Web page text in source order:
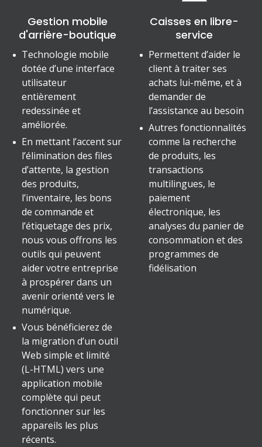
Gestion mobile
d'arrière-boutique
Technologie mobile
dotée d’une interface
utilisateur
entièrement
redessinée et
améliorée.
En mettant l’accent sur
l’élimination des files
d’attente, la gestion
des produits,
l’inventaire, les bons
de commande et
l’étiquetage des prix,
nous vous offrons les
outils qui peuvent
aider votre entreprise
à prospérer dans un
avenir orienté vers le
numérique.
Vous bénéficierez de
la migration d’un outil
Web simple et limité
(L-HTML) vers une
application mobile
complète qui peut
fonctionner sur les
appareils les plus
récents.
Caisses en libre-
service
Permettent d’aider le
client à traiter ses
achats lui-même, et à
demander de
l’assistance au besoin
Autres fonctionnalités
comme la recherche
de produits, les
transactions
multilingues, le
paiement
électronique, les
analyses du panier de
consommation et des
programmes de
fidélisation